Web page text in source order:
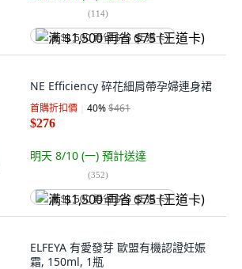
(114)
满 $1,500 再省 $75 (王道卡)
NE Efficiency 碎花細肩帶孕婦連身裙
首購折扣價 40%$461
$276
明天 8/10 (一) 預計送達
(352)
满 $1,500 再省 $75 (王道卡)
ELFEYA 有愛發芽 歐盟有機認證妊娠
霜, 150ml, 1瓶